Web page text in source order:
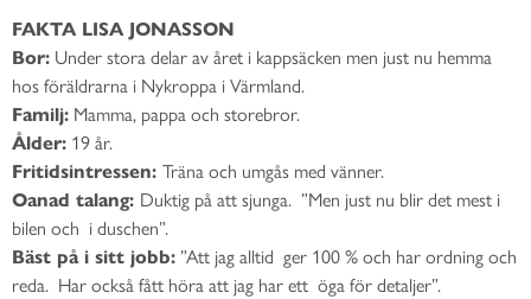
FAKTA LISA JONASSON
Bor: Under stora delar av året i kappsäcken men just nu hemma
hos föräldrarna i Nykroppa i Värmland.
Familj: Mamma, pappa och storebror.
Ålder: 19 år.
Fritidsintressen: Träna och umgås med vänner.
Oanad talang: Duktig på att sjunga. ”Men just nu blir det mest i
bilen och i duschen”.
Bäst på i sitt jobb: ”Att jag alltid ger 100 % och har ordning och
reda. Har också fått höra att jag har ett öga för detaljer”.